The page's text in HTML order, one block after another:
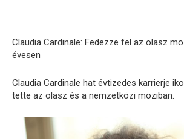
Claudia Cardinale: Fedezze fel az olasz
évesen
Claudia Cardinale hat évtizedes karrierje
tette az olasz és a nemzetközi moziban.